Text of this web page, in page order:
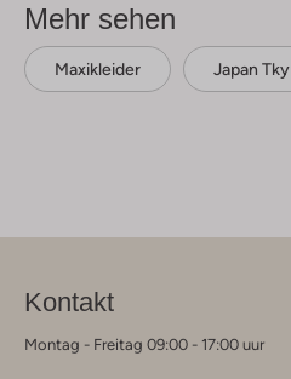
Mehr sehen
Maxikleider Japan Tky
Kontakt
Montag - Freitag 09:00 - 17:00 uur